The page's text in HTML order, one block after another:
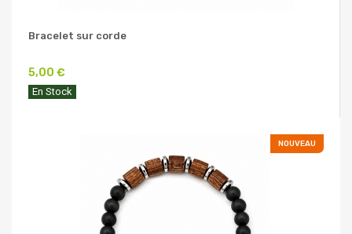
Bracelet sur corde
5,00 €
En Stock
NOUVEAU